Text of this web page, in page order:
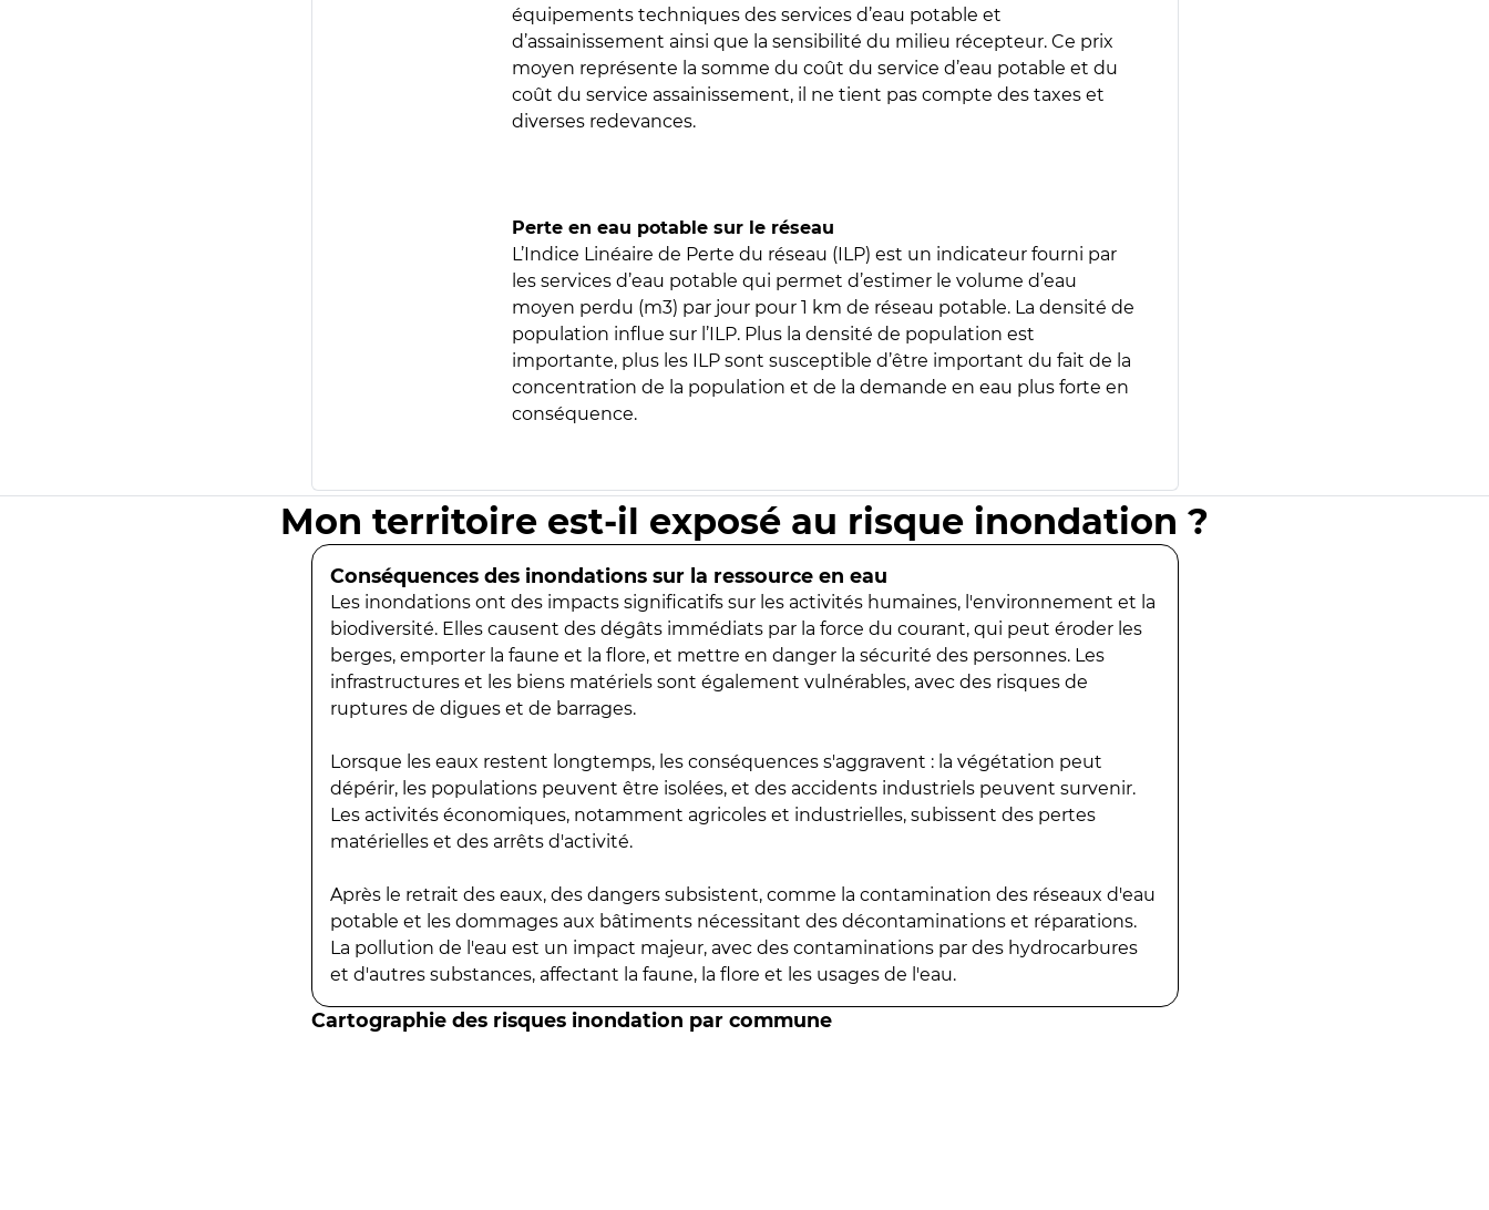
équipements techniques des services d’eau potable et
d’assainissement ainsi que la sensibilité du milieu récepteur. Ce prix
moyen représente la somme du coût du service d’eau potable et du
coût du service assainissement, il ne tient pas compte des taxes et
diverses redevances.
Perte en eau potable sur le réseau
L’Indice Linéaire de Perte du réseau (ILP) est un indicateur fourni par
les services d’eau potable qui permet d’estimer le volume d’eau
moyen perdu (m3) par jour pour 1 km de réseau potable. La densité de
population influe sur l’ILP. Plus la densité de population est
importante, plus les ILP sont susceptible d’être important du fait de la
concentration de la population et de la demande en eau plus forte en
conséquence.
Mon territoire est-il exposé au risque inondation ?
Conséquences des inondations sur la ressource en eau
Les inondations ont des impacts significatifs sur les activités humaines, l'environnement et la
biodiversité. Elles causent des dégâts immédiats par la force du courant, qui peut éroder les
berges, emporter la faune et la flore, et mettre en danger la sécurité des personnes. Les
infrastructures et les biens matériels sont également vulnérables, avec des risques de
ruptures de digues et de barrages.
Lorsque les eaux restent longtemps, les conséquences s'aggravent : la végétation peut
dépérir, les populations peuvent être isolées, et des accidents industriels peuvent survenir.
Les activités économiques, notamment agricoles et industrielles, subissent des pertes
matérielles et des arrêts d'activité.
Après le retrait des eaux, des dangers subsistent, comme la contamination des réseaux d'eau
potable et les dommages aux bâtiments nécessitant des décontaminations et réparations.
La pollution de l'eau est un impact majeur, avec des contaminations par des hydrocarbures
et d'autres substances, affectant la faune, la flore et les usages de l'eau.
Cartographie des risques inondation par commune